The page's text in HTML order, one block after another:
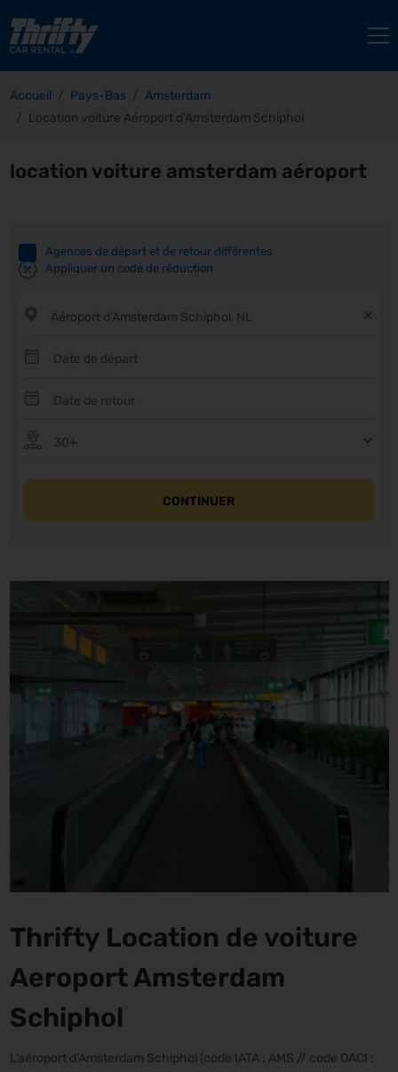
Accueil Pays-Bas
Amsterdam
Location voiture Aéroport d'Amsterdam Schiphol
location voiture amsterdam aéroport
Agences de départ et de retour différentes
Appliquer un code de réduction
CONTINUER
Thrifty Location de voiture
Aeroport Amsterdam
Schiphol
L’aéroport d’Amsterdam Schiphol (code IATA : AMS // code OACI :